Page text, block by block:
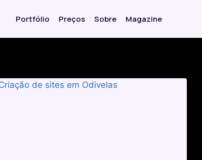
Portfólio Preços Sobre Magazine